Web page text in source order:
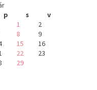
p s
v
1
2
8
9
15
16
22
23
29